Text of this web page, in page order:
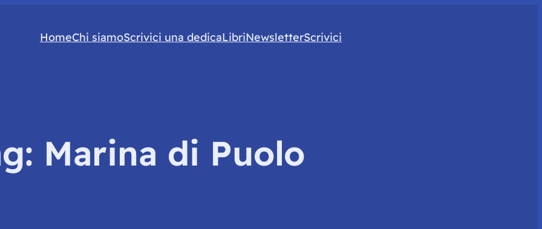
HomeChi siamoScrivici una dedicaLibriNewsletterScrivici
Marina di Puolo